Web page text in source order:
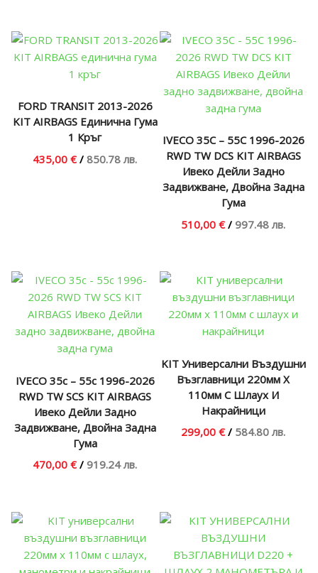
FORD TRANSIT 2013-2026
KIT AIRBAGS Единична Гума
1 Кръг
435,00 € / 850.78 лв.
IVECO 35C – 55C 1996-2026
RWD TW DCS KIT AIRBAGS
Ивеко Дейли Задно
Задвижване, Двойна Задна
Гума
510,00 € / 997.48 лв.
IVECO 35c – 55c 1996-2026
RWD TW SCS KIT AIRBAGS
Ивеко Дейли Задно
Задвижване, Двойна Задна
Гума
470,00 € / 919.24 лв.
KIT Универсални Въздушни
Възглавници 220мм Х
110мм С Шлаух И
Накрайници
299,00 € / 584.80 лв.